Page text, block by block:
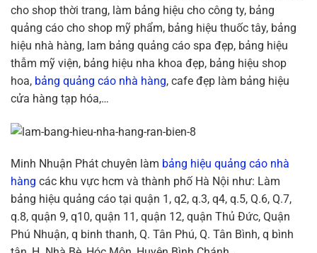
cho shop thời trang, làm bảng hiệu cho công ty, bảng
quảng cáo cho shop mỹ phẩm, bảng hiệu thuốc tây, bảng
hiệu nhà hàng, lam bảng quảng cáo spa đẹp, bảng hiệu
thẫm mỹ viện, bảng hiệu nha khoa đẹp, bảng hiệu shop
hoa, bảng quảng cáo nhà hàng, cafe đẹp làm bảng hiệu
cửa hàng tạp hóa,…
Minh Nhuận Phát chuyên làm bảng hiệu quảng cáo nhà
hàng các khu vực hcm và thành phố Hà Nội như: Làm
bảng hiệu quảng cáo tại quận 1, q2, q.3, q4, q.5, Q.6, Q.7,
q.8, quận 9, q10, quận 11, quận 12, quận Thủ Đức, Quận
Phú Nhuận, q binh thanh, Q. Tân Phú, Q. Tân Bình, q bình